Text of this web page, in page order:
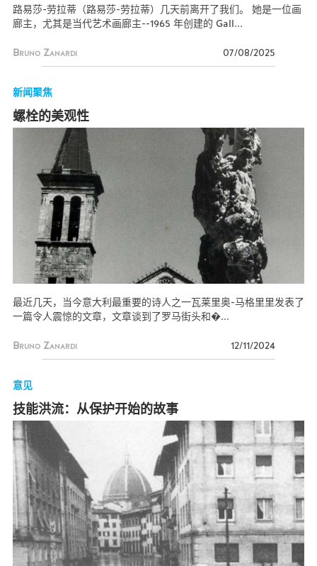
路易莎-劳拉蒂（路易莎-劳拉蒂）几天前离开了我们。 她是一位画
廊主，尤其是当代艺术画廊主--1965 年创建的 Gall...
Bruno Zanardi 07/08/2025
新闻聚焦
螺栓的美观性
最近几天，当今意大利最重要的诗人之一瓦莱里奥-马格里里发表了
一篇令人震惊的文章，文章谈到了罗马街头和�...
Bruno Zanardi 12/11/2024
意见
技能洪流：从保护开始的故事